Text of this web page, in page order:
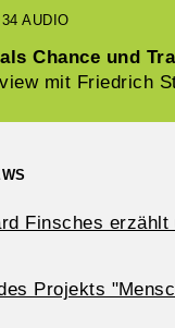
AUDIO
Chance und
mit Friedrich
Finsches erzählt
Projekts